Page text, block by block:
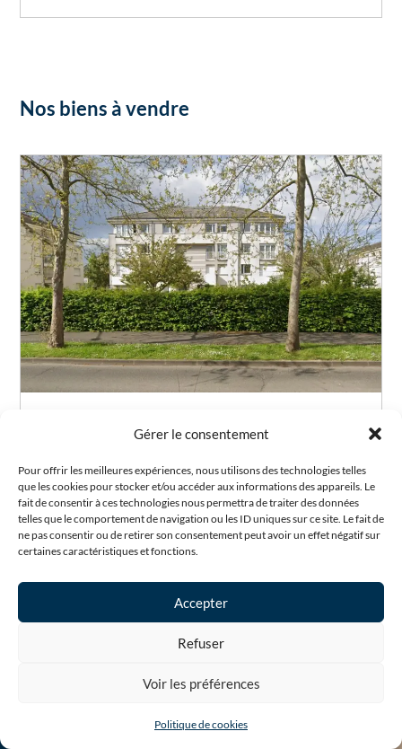
Gérer le consentement
Pour offrir les meilleures expériences, nous utilisons des technologies telles
que les cookies pour stocker et/ou accéder aux informations des appareils. Le
fait de consentir à ces technologies nous permettra de traiter des données
telles que le comportement de navigation ou les ID uniques sur ce site. Le fait de
ne pas consentir ou de retirer son consentement peut avoir un effet négatif sur
certaines caractéristiques et fonctions.
Accepter
Refuser
Voir les préférences
Politique de cookies
Nos biens à vendre
3 pièces de 60m² au 2ème étage d’une résidence avec
un parking à Savigny-le-Temple. Soumis au statut de...
Nos offres d’emploi
Acheteur – H/F
rejoindre